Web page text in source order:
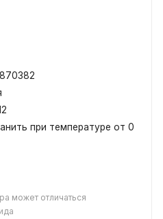
при температуре от 0
может отличаться